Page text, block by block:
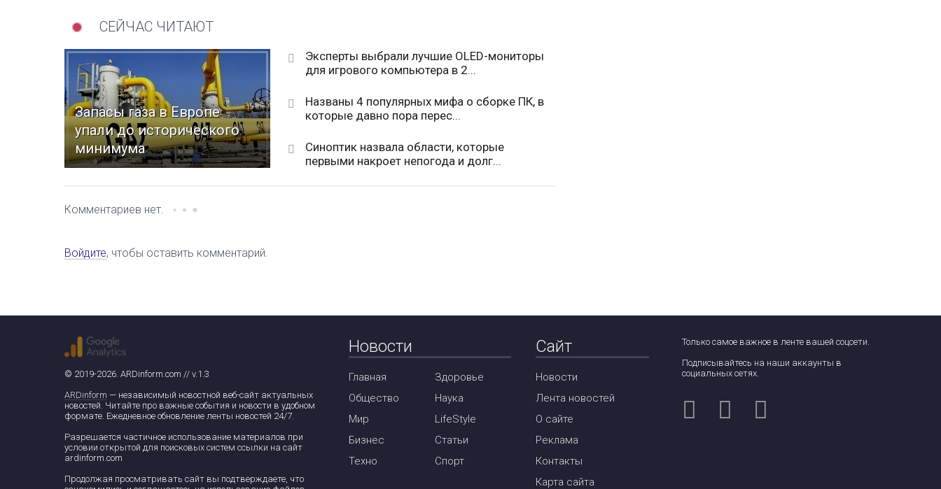
СЕЙЧАС ЧИТАЮТ
Запасы газа в Европе
упали до исторического
минимума
Эксперты выбрали лучшие OLED-мониторы
для игрового компьютера в 2...
Названы 4 популярных мифа о сборке ПК, в
которые давно пора перес...
Синоптик назвала области, которые
первыми накроет непогода и долг...
Комментариев нет.
Войдите, чтобы оставить комментарий.
© 2019-2026. ARDinform.com // v.1.3
ARDinform — независимый новостной веб-сайт актуальных
новостей. Читайте про важные события и новости в удобном
формате. Ежедневное обновление ленты новостей 24/7.
Разрешается частичное использование материалов при
условии открытой для поисковых систем ссылки на сайт
ardinform.com
Продолжая просматривать сайт вы подтверждаете, что
Новости
Главная
Общество
Мир
Бизнес
Техно
Здоровье
Наука
LifeStyle
Статьи
Спорт
Сайт
Новости
Лента новостей
О сайте
Реклама
Контакты
Карта сайта
Только самое важное в ленте вашей соцсети.
Подписывайтесь на наши аккаунты в
социальных сетях.